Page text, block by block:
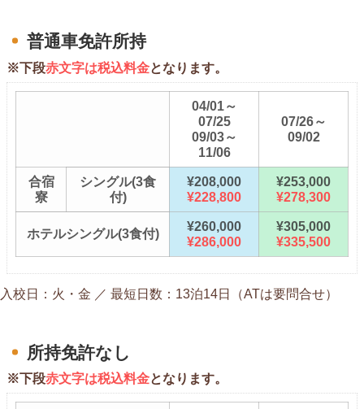
普通車免許所持
※下段赤文字は税込料金となります。
04/01～
07/25
09/03～
11/06
07/26～
09/02
合宿
寮
シングル(3食
付)
¥208,000
¥228,800
¥253,000
¥278,300
ホテルシングル(3食付)
¥260,000
¥286,000
¥305,000
¥335,500
入校日：火・金 ／ 最短日数：13泊14日（ATは要問合せ）
所持免許なし
※下段赤文字は税込料金となります。